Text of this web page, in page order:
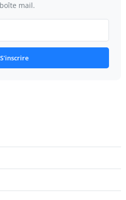
mail.
S'inscrire